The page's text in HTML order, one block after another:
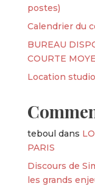
postes)
Calendrier du
BUREAU
COURTE
Location
teboul dans
PARIS
Discours de
les grands